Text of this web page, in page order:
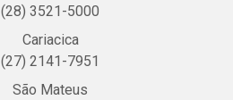
(28) 3521-5000
Cariacica
(27) 2141-7951
São Mateus